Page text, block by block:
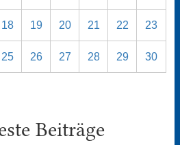
18 19 20 21 22 23
25 26 27 28 29 30
Beiträge